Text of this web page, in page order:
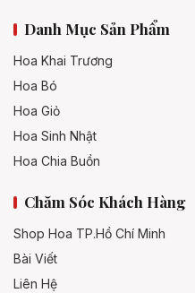
Danh Mục Sản Phẩm
Hoa Khai Trương
Hoa Bó
Hoa Giỏ
Hoa Sinh Nhật
Hoa Chia Buồn
Chăm Sóc Khách Hàng
Shop Hoa TP.Hồ Chí Minh
Bài Viết
Liên Hệ